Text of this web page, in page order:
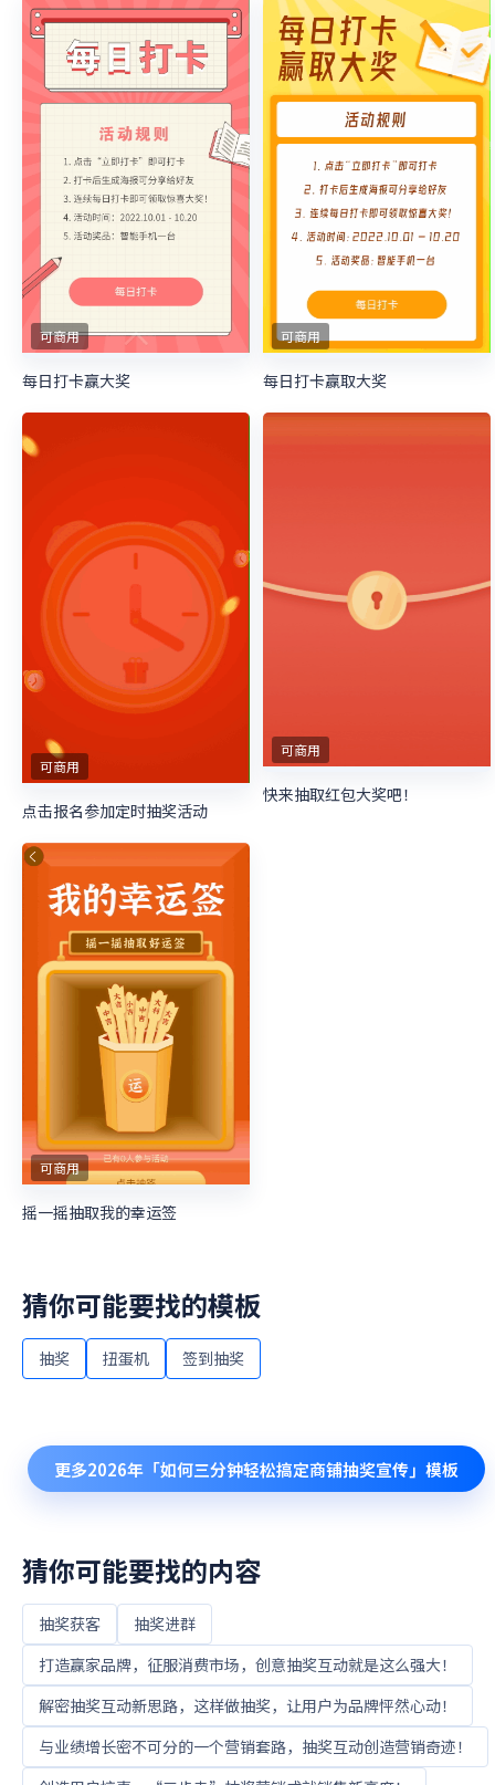
可商用
每日打卡赢大奖
可商用
每日打卡赢取大奖
可商用
点击报名参加定时抽奖活动
可商用
快来抽取红包大奖吧！
可商用
摇一摇抽取我的幸运签
猜你可能要找的模板
抽奖 扭蛋机 签到抽奖
更多2026年「如何三分钟轻松搞定商铺抽奖宣传」 模板
猜你可能要找的内容
抽奖获客
抽奖进群
打造赢家品牌，征服消费市场，创意抽奖互动就是这么强大！
解密抽奖互动新思路，这样做抽奖，让用户为品牌怦然心动！
与业绩增长密不可分的一个营销套路，抽奖互动创造营销奇迹！